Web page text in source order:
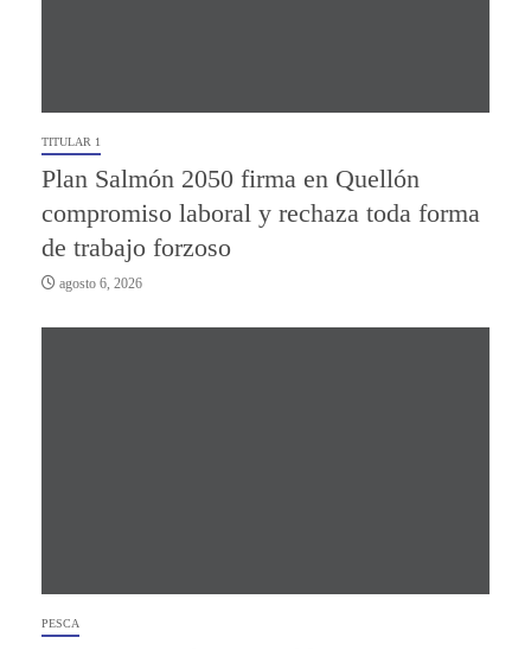
TITULAR 1
Plan Salmón 2050 firma en Quellón
compromiso laboral y rechaza toda forma
de trabajo forzoso
agosto 6, 2026
PESCA